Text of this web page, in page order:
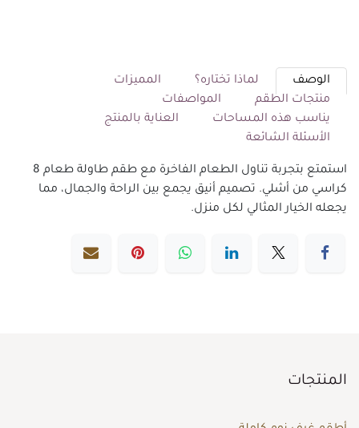
الوصف لماذا تختاره؟
المميزات
منتجات الطقم
المواصفات
يناسب هذه المساحات
العناية بالمنتج
الأسئلة الشائعة
استمتع بتجربة تناول الطعام الفاخرة مع طقم طاولة طعام 8
كراسي من أشلي. تصميم أنيق يجمع بين الراحة والجمال، مما
يجعله الخيار المثالي لكل منزل.
المنتجات